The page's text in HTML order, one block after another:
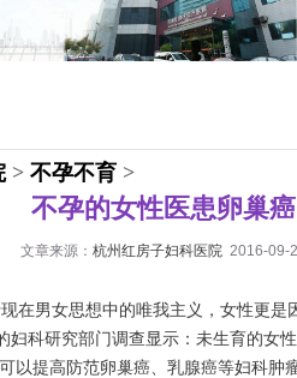
> 不孕不育 >
不孕的女性医患卵巢
文章来源： 杭州红房子妇科医院 2016-09-
男女思想中的唯我主义，女性更是
妇科研究部门调查显示：未生育的女
以提高防范卵巢癌、乳腺癌等妇科肿